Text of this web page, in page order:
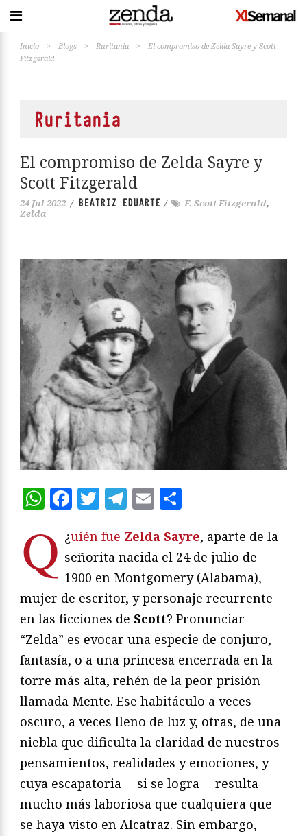
Inicio > Blogs > Ruritania >
El compromiso de Zelda Sayre y Scott
Fitzgerald
Ruritania
El compromiso de Zelda Sayre y
Scott Fitzgerald
24 Jul 2022 / BEATRIZ EDUARTE / F. Scott Fitzgerald,
Zelda
WhatsApp
Facebook
Twitter
Telegram
Email
¿
Q uién fue Zelda Sayre, aparte de la
señorita nacida el 24 de julio de
1900 en Montgomery (Alabama),
mujer de escritor, y personaje recurrente
en las ficciones de Scott? Pronunciar
“Zelda” es evocar una especie de conjuro,
fantasía, o a una princesa encerrada en la
torre más alta, rehén de la peor prisión
llamada Mente. Ese habitáculo a veces
oscuro, a veces lleno de luz y, otras, de una
niebla que dificulta la claridad de nuestros
pensamientos, realidades y emociones, y
cuya escapatoria —si se logra— resulta
mucho más laboriosa que cualquiera que
se haya visto en Alcatraz. Sin embargo,